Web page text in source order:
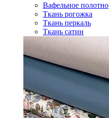
Вафельное полотно
Ткань рогожка
Ткань перкаль
Ткань сатин